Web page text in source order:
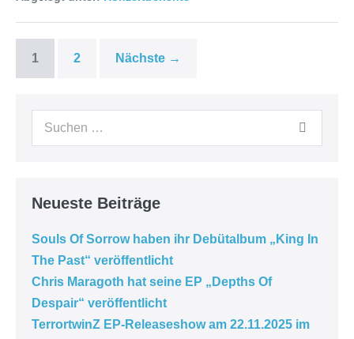
1 2 Nächste →
Neueste Beiträge
Souls Of Sorrow haben ihr Debütalbum „King In
The Past“ veröffentlicht
Chris Maragoth hat seine EP „Depths Of
Despair“ veröffentlicht
TerrortwinZ EP-Releaseshow am 22.11.2025 im